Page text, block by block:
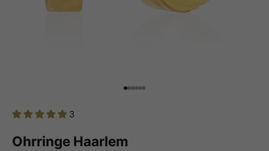
Gehe zu Element 1
Gehe zu Element 2
Gehe zu Element 3
Gehe zu Element 4
Gehe zu Element 5
Gehe zu Element 6
3
Ohrringe Haarlem